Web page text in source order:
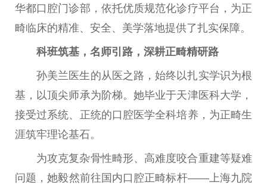
华都口腔门诊部，依托优质规范化诊疗平台 ，为正
畸临床的精准、安全、美学落地提供了扎实保障。
科班筑基，名师引路，深耕正畸精研路
孙美兰医生的从医之路，始终以扎实学识为根
基，以顶尖师承为阶梯。她毕业于天津医科大学，
接受过系统、正统的口腔医学全科培养，为正畸生
涯筑牢理论基石。
为攻克复杂骨性畸形、高难度咬合重建等疑难
问题，她毅然前往国内口腔正畸标杆——上海九院